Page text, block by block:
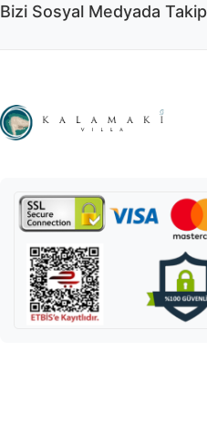
Bizi Sosyal Medyada